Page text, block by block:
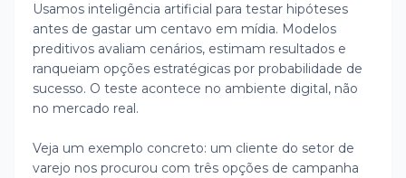
Usamos inteligência artificial para testar hipóteses
antes de gastar um centavo em mídia. Modelos
preditivos avaliam cenários, estimam resultados e
ranqueiam opções estratégicas por probabilidade de
sucesso. O teste acontece no ambiente digital, não
no mercado real.
Veja um exemplo concreto: um cliente do setor de
varejo nos procurou com três opções de campanha